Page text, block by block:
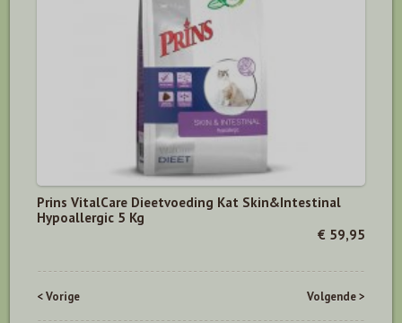
Prins VitalCare Dieetvoeding Kat Skin&Intestinal
Hypoallergic 5 Kg
€ 59,95
< Vorige Volgende >